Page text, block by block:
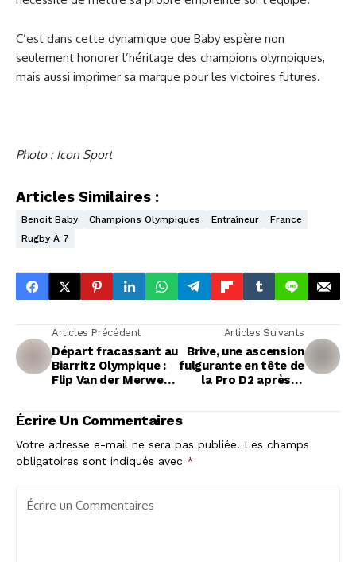
C’est dans cette dynamique que Baby espère non
seulement honorer l’héritage des champions olympiques,
mais aussi imprimer sa marque pour les victoires futures.
Photo : Icon Sport
Articles Similaires :
Benoit Baby Champions Olympiques Entraîneur
France
Rugby À 7
Articles Précédent
Départ fracassant au
Biarritz Olympique :
Flip Van der Merwe
Articles Suivants
Brive, une ascension
fulgurante en tête de
la Pro D2 après le
Écrire Un Commentaires
Votre adresse e-mail ne sera pas publiée. Les champs
obligatoires sont indiqués avec *